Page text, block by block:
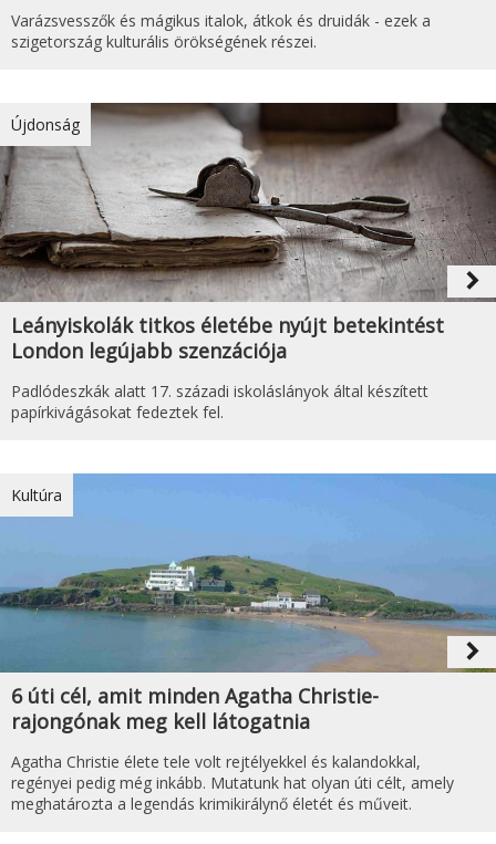
Varázsvesszők és mágikus italok, átkok és druidák - ezek a
szigetország kulturális örökségének részei.
Újdonság
navigate_next
Leányiskolák titkos életébe nyújt betekintést
London legújabb szenzációja
Padlódeszkák alatt 17. századi iskoláslányok által készített
papírkivágásokat fedeztek fel.
Kultúra
navigate_next
6 úti cél, amit minden Agatha Christie-
rajongónak meg kell látogatnia
Agatha Christie élete tele volt rejtélyekkel és kalandokkal,
regényei pedig még inkább. Mutatunk hat olyan úti célt, amely
meghatározta a legendás krimikirálynő életét és műveit.